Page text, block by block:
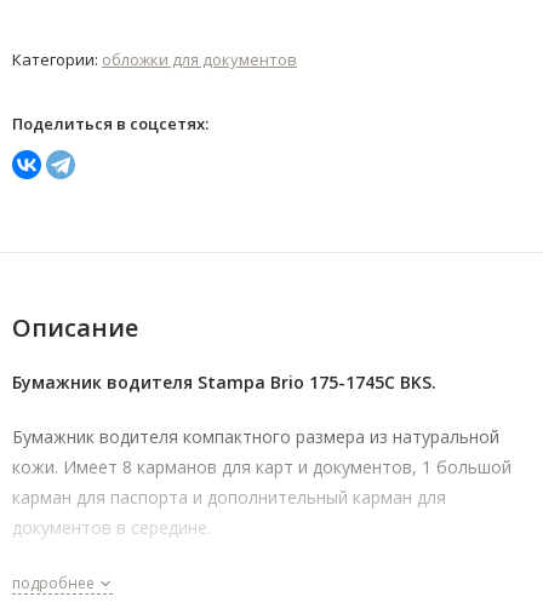
Категории: обложки для документов
Поделиться в соцсетях:
Описание
Бумажник водителя Stampa Brio 175-1745C BKS.
Бумажник водителя компактного размера из натуральной
кожи. Имеет 8 карманов для карт и документов, 1 большой
карман для паспорта и дополнительный карман для
документов в середине.
подробнее